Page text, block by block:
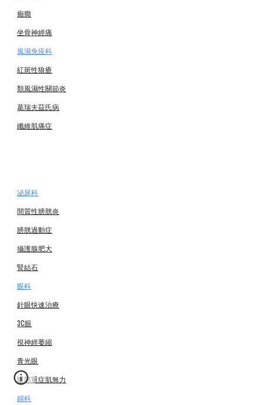
癲癇
坐骨神經痛
風濕免疫科
紅斑性狼瘡
類風濕性關節炎
葛瑞夫茲氏病
纖維肌痛症
泌尿科
間質性膀胱炎
膀胱過動症
攝護腺肥大
腎結石
眼科
針眼快速治療
3C眼
視神經萎縮
青光眼
眼部重症肌無力
婦科